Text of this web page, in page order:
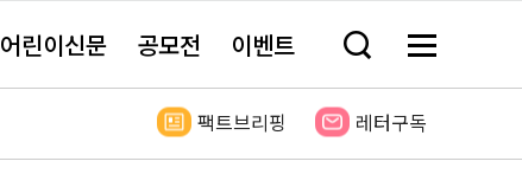
어린이신문 공모전 이벤트 검
창
기
메
전
보
팩트브리핑 레터구독